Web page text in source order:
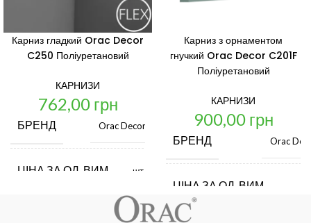
Карниз гладкий Orac Decor
C250 Поліуретановий
КАРНИЗИ
762,00 грн
БРЕНД Orac Decor
ЦІНА ЗА ОД. ВИМ. шт.
КРАЇНА ВИРОБНИК Бельгія
Карниз з орнаментом
гнучкий Orac Decor C201F
Поліуретановий
КАРНИЗИ
900,00 грн
БРЕНД Orac
ЦІНА ЗА ОД. ВИМ.